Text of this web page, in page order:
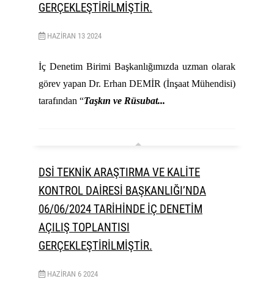
GERÇEKLEŞTİRİLMİŞTİR.
HAZIRAN 13 2024
İç Denetim Birimi Başkanlığımızda uzman olarak
görev yapan Dr. Erhan DEMİR (İnşaat Mühendisi)
tarafından “Taşkın ve Rüsubat...
DSİ TEKNİK ARAŞTIRMA VE KALİTE
KONTROL DAİRESİ BAŞKANLIĞI’NDA
06/06/2024 TARİHİNDE İÇ DENETİM
AÇILIŞ TOPLANTISI
GERÇEKLEŞTİRİLMİŞTİR.
HAZIRAN 6 2024